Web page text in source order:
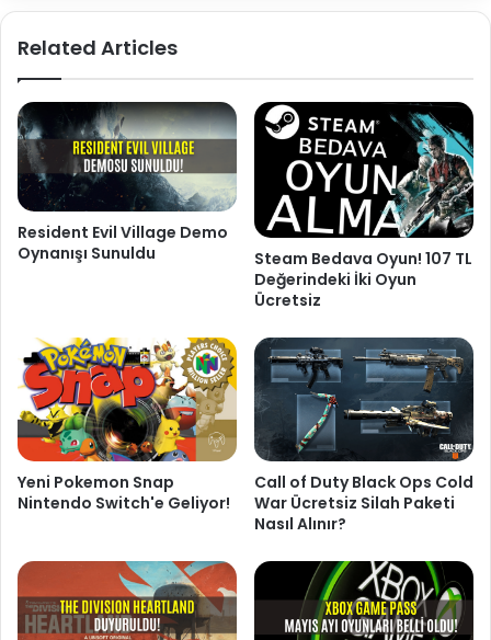
Related Articles
Resident Evil Village Demo
Oynanışı Sunuldu
Steam Bedava Oyun! 107 TL
Değerindeki İki Oyun
Ücretsiz
Yeni Pokemon Snap
Nintendo Switch'e Geliyor!
Call of Duty Black Ops Cold
War Ücretsiz Silah Paketi
Nasıl Alınır?